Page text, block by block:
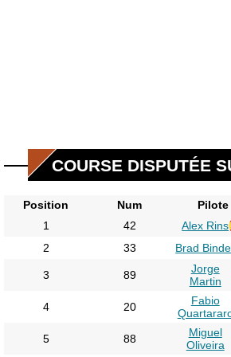
COURSE DISPUTÉE
Position Num Pilote
1
42 Alex Rins
2
33 Brad
3 89
Jorge
Martin
4 20
Fabio
5 88
Miguel
Oliveira